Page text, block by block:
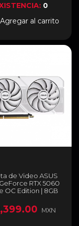
0
Agregar al carrito
de Video ASUS
RTX 5060
OC Edition | 8GB
| Blanco | DUAL-
O8G-WHITE
MXN